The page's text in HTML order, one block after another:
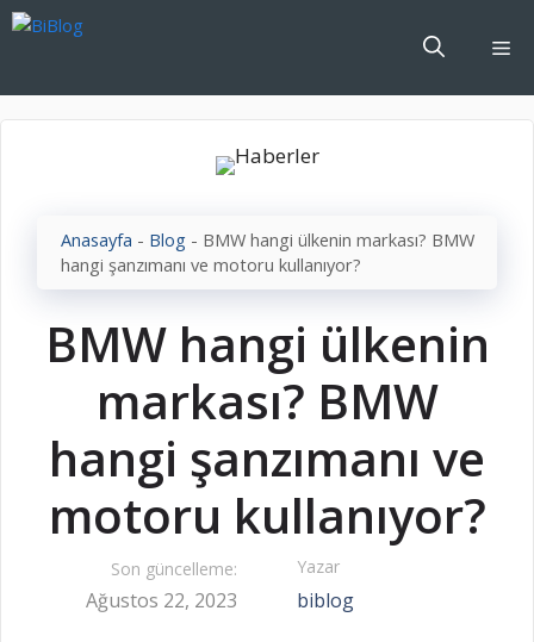
İçeriğe
Anasayfa - Blog - BMW hangi ülkenin markası? BMW
hangi şanzımanı ve motoru kullanıyor?
BMW hangi ülkenin
markası? BMW
hangi şanzımanı ve
motoru kullanıyor?
Son güncelleme:
Ağustos 22, 2023
Yazar
biblog